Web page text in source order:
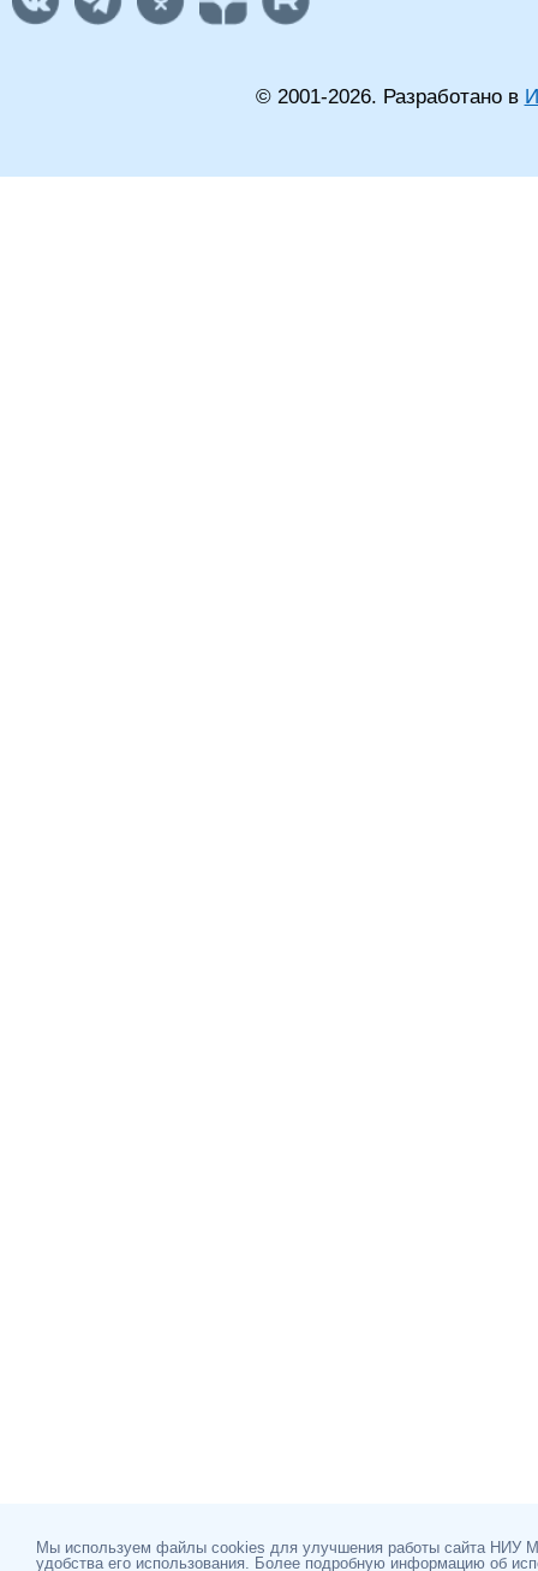
© 2001-2026. Разработано в
Мы используем файлы cookies для улучшения работы сайта НИУ
удобства его использования. Более подробную информацию об